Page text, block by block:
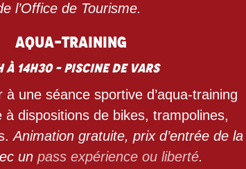
l’Office de Tourisme.
Aqua-training
à 14h30 – Piscine de Vars
à une séance sportive d’aqua-training
à dispositions de bikes, trampolines,
Animation gratuite, prix d’entrée de la
un pass expérience ou liberté.